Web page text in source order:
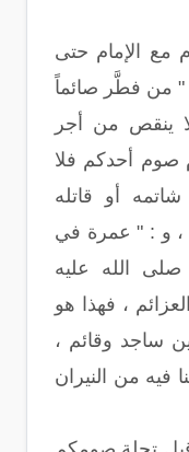
الإمام حتى
" من فطَّر صائماً
ينقص من أجر
صوم أحدكم فلا
أو قاتله
، و : " عمرة في
الله عليه
، فهذا هو
ساجد وقائم ،
فيه من النيران